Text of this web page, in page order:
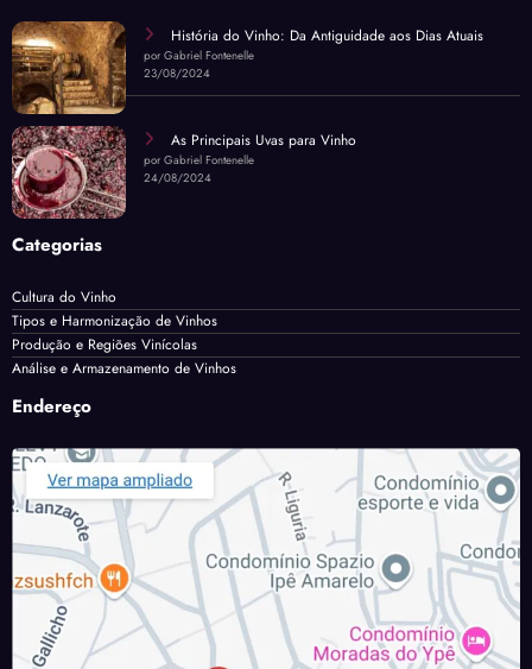
História do Vinho: Da Antiguidade aos Dias Atuais
por Gabriel Fontenelle
23/08/2024
As Principais Uvas para Vinho
por Gabriel Fontenelle
24/08/2024
Categorias
Cultura do Vinho
Tipos e Harmonização de Vinhos
Produção e Regiões Vinícolas
Análise e Armazenamento de Vinhos
Endereço